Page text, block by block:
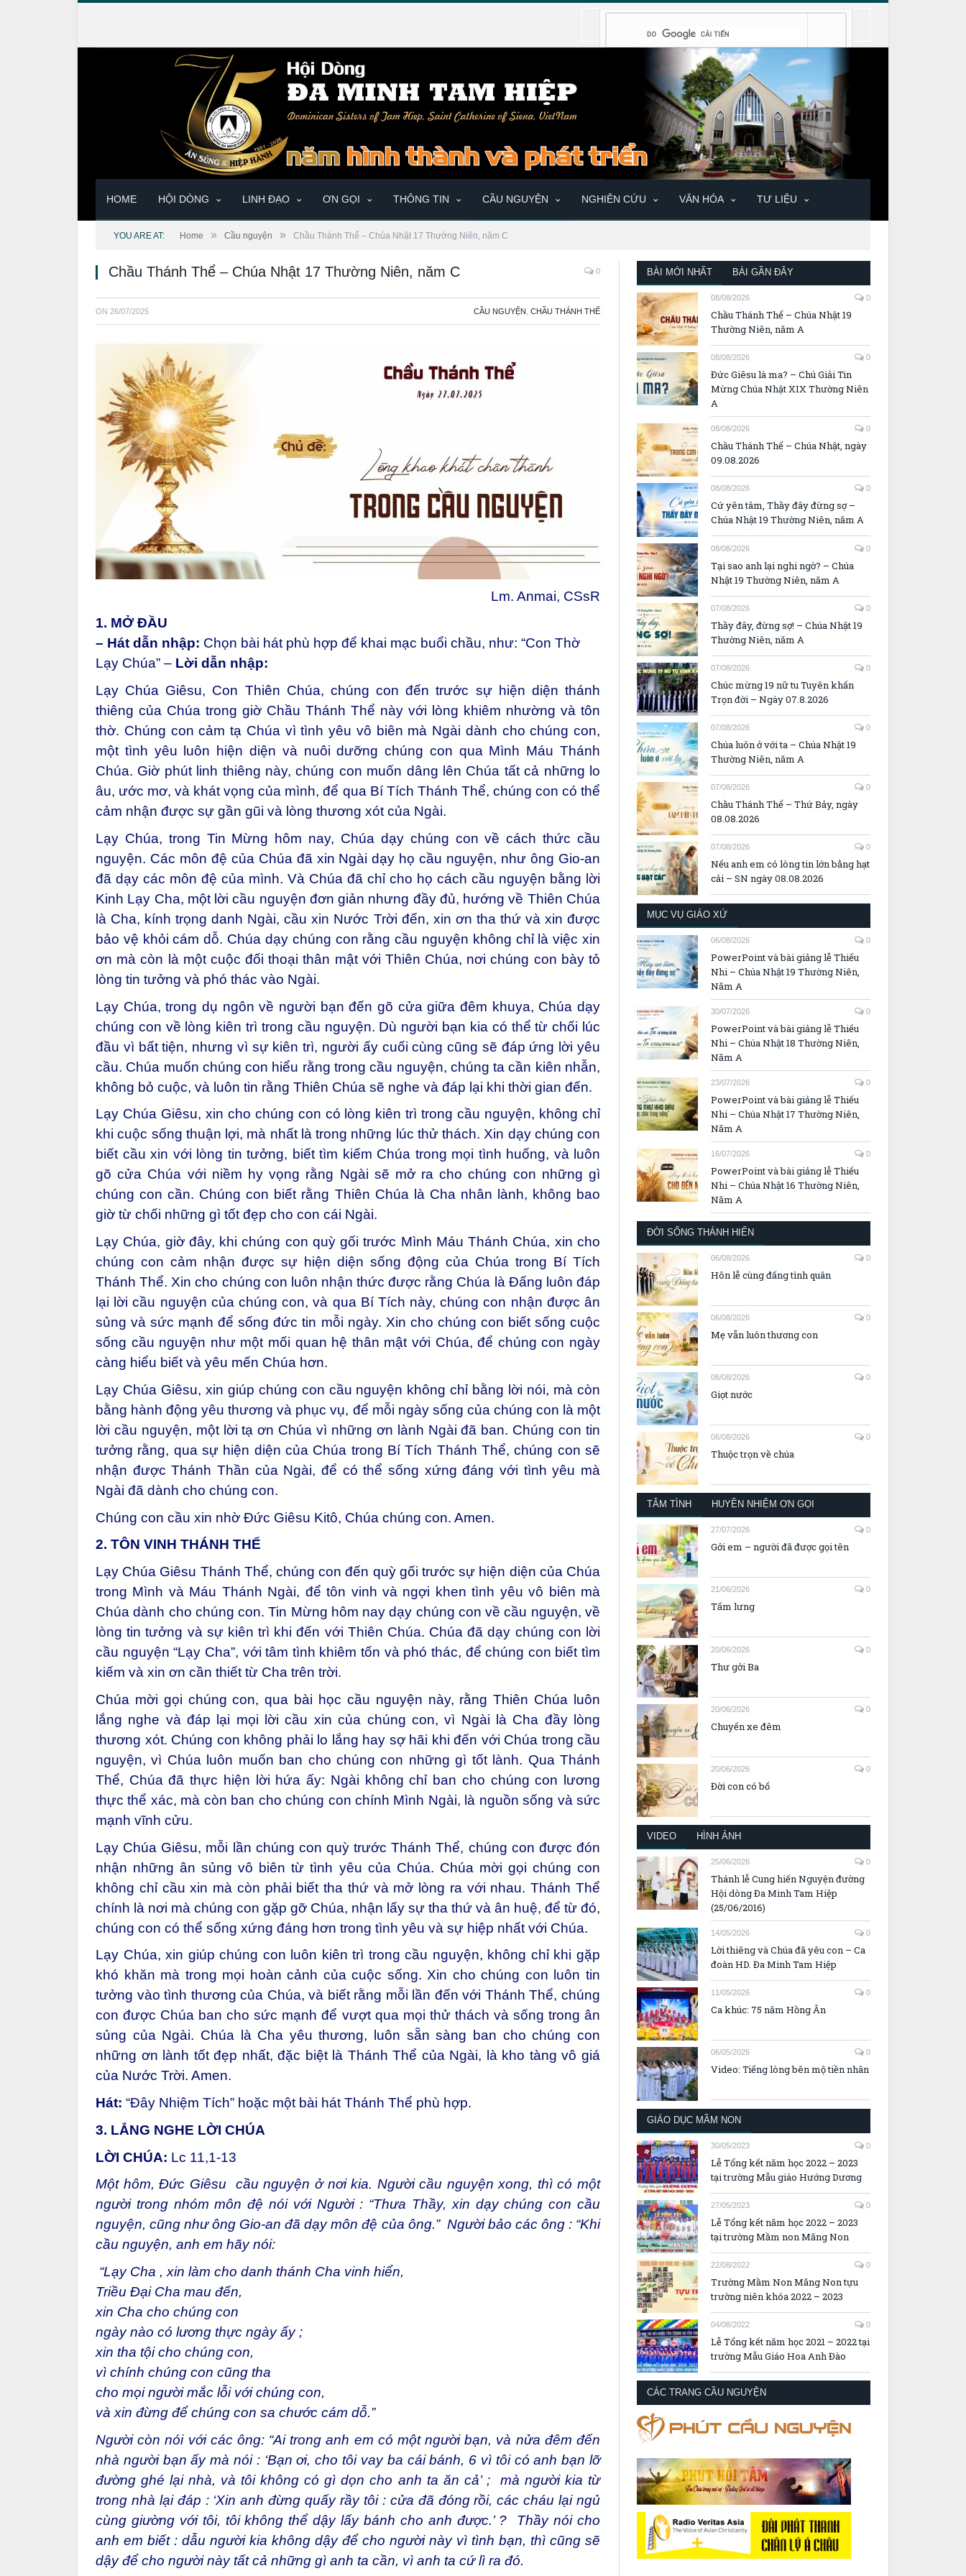
HOME HỘI DÒNG LINH ĐẠO ƠN GỌI THÔNG TIN CẦU NGUYỆN NGHIÊN CỨU VĂN HÓA TƯ LIỆU
YOU ARE AT: Home » Cầu nguyện » Chầu Thánh Thể – Chúa Nhật 17 Thường Niên, năm C
Chầu Thánh Thể – Chúa Nhật 17 Thường Niên, năm C 0
ON 26/07/2025 CẦU NGUYỆN CHẦU THÁNH THỂ
Lm. Anmai, CSsR
1. MỞ ĐẦU
– Hát dẫn nhập: Chọn bài hát phù hợp để khai mạc buổi chầu, như: “Con Thờ
Lạy Chúa” – Lời dẫn nhập:
Lạy Chúa Giêsu, Con Thiên Chúa, chúng con đến trước sự hiện diện thánh
thiêng của Chúa trong giờ Chầu Thánh Thể này với lòng khiêm nhường và tôn
thờ. Chúng con cảm tạ Chúa vì tình yêu vô biên mà Ngài dành cho chúng con,
một tình yêu luôn hiện diện và nuôi dưỡng chúng con qua Mình Máu Thánh
Chúa. Giờ phút linh thiêng này, chúng con muốn dâng lên Chúa tất cả những lo
âu, ước mơ, và khát vọng của mình, để qua Bí Tích Thánh Thể, chúng con có thể
cảm nhận được sự gần gũi và lòng thương xót của Ngài.
Lạy Chúa, trong Tin Mừng hôm nay, Chúa dạy chúng con về cách thức cầu
nguyện. Các môn đệ của Chúa đã xin Ngài dạy họ cầu nguyện, như ông Gio-an
đã dạy các môn đệ của mình. Và Chúa đã chỉ cho họ cách cầu nguyện bằng lời
Kinh Lạy Cha, một lời cầu nguyện đơn giản nhưng đầy đủ, hướng về Thiên Chúa
là Cha, kính trọng danh Ngài, cầu xin Nước Trời đến, xin ơn tha thứ và xin được
bảo vệ khỏi cám dỗ. Chúa dạy chúng con rằng cầu nguyện không chỉ là việc xin
ơn mà còn là một cuộc đối thoại thân mật với Thiên Chúa, nơi chúng con bày tỏ
lòng tin tưởng và phó thác vào Ngài.
Lạy Chúa, trong dụ ngôn về người bạn đến gõ cửa giữa đêm khuya, Chúa dạy
chúng con về lòng kiên trì trong cầu nguyện. Dù người bạn kia có thể từ chối lúc
đầu vì bất tiện, nhưng vì sự kiên trì, người ấy cuối cùng cũng sẽ đáp ứng lời yêu
cầu. Chúa muốn chúng con hiểu rằng trong cầu nguyện, chúng ta cần kiên nhẫn,
không bỏ cuộc, và luôn tin rằng Thiên Chúa sẽ nghe và đáp lại khi thời gian đến.
Lạy Chúa Giêsu, xin cho chúng con có lòng kiên trì trong cầu nguyện, không chỉ
khi cuộc sống thuận lợi, mà nhất là trong những lúc thử thách. Xin dạy chúng con
biết cầu xin với lòng tin tưởng, biết tìm kiếm Chúa trong mọi tình huống, và luôn
gõ cửa Chúa với niềm hy vọng rằng Ngài sẽ mở ra cho chúng con những gì
chúng con cần. Chúng con biết rằng Thiên Chúa là Cha nhân lành, không bao
giờ từ chối những gì tốt đẹp cho con cái Ngài.
Lạy Chúa, giờ đây, khi chúng con quỳ gối trước Mình Máu Thánh Chúa, xin cho
chúng con cảm nhận được sự hiện diện sống động của Chúa trong Bí Tích
Thánh Thể. Xin cho chúng con luôn nhận thức được rằng Chúa là Đấng luôn đáp
lại lời cầu nguyện của chúng con, và qua Bí Tích này, chúng con nhận được ân
sủng và sức mạnh để sống đức tin mỗi ngày. Xin cho chúng con biết sống cuộc
sống cầu nguyện như một mối quan hệ thân mật với Chúa, để chúng con ngày
càng hiểu biết và yêu mến Chúa hơn.
Lạy Chúa Giêsu, xin giúp chúng con cầu nguyện không chỉ bằng lời nói, mà còn
bằng hành động yêu thương và phục vụ, để mỗi ngày sống của chúng con là một
lời cầu nguyện, một lời tạ ơn Chúa vì những ơn lành Ngài đã ban. Chúng con tin
tưởng rằng, qua sự hiện diện của Chúa trong Bí Tích Thánh Thể, chúng con sẽ
nhận được Thánh Thần của Ngài, để có thể sống xứng đáng với tình yêu mà
Ngài đã dành cho chúng con.
Chúng con cầu xin nhờ Đức Giêsu Kitô, Chúa chúng con. Amen.
2. TÔN VINH THÁNH THỂ
Lạy Chúa Giêsu Thánh Thể, chúng con đến quỳ gối trước sự hiện diện của Chúa
trong Mình và Máu Thánh Ngài, để tôn vinh và ngợi khen tình yêu vô biên mà
Chúa dành cho chúng con. Tin Mừng hôm nay dạy chúng con về cầu nguyện, về
lòng tin tưởng và sự kiên trì khi đến với Thiên Chúa. Chúa đã dạy chúng con lời
cầu nguyện “Lạy Cha”, với tâm tình khiêm tốn và phó thác, để chúng con biết tìm
kiếm và xin ơn cần thiết từ Cha trên trời.
Chúa mời gọi chúng con, qua bài học cầu nguyện này, rằng Thiên Chúa luôn
lắng nghe và đáp lại mọi lời cầu xin của chúng con, vì Ngài là Cha đầy lòng
thương xót. Chúng con không phải lo lắng hay sợ hãi khi đến với Chúa trong cầu
nguyện, vì Chúa luôn muốn ban cho chúng con những gì tốt lành. Qua Thánh
Thể, Chúa đã thực hiện lời hứa ấy: Ngài không chỉ ban cho chúng con lương
thực thể xác, mà còn ban cho chúng con chính Mình Ngài, là nguồn sống và sức
mạnh vĩnh cửu.
Lạy Chúa Giêsu, mỗi lần chúng con quỳ trước Thánh Thể, chúng con được đón
nhận những ân sủng vô biên từ tình yêu của Chúa. Chúa mời gọi chúng con
không chỉ cầu xin mà còn phải biết tha thứ và mở lòng ra với nhau. Thánh Thể
chính là nơi mà chúng con gặp gỡ Chúa, nhận lấy sự tha thứ và ân huệ, để từ đó,
chúng con có thể sống xứng đáng hơn trong tình yêu và sự hiệp nhất với Chúa.
Lạy Chúa, xin giúp chúng con luôn kiên trì trong cầu nguyện, không chỉ khi gặp
khó khăn mà trong mọi hoàn cảnh của cuộc sống. Xin cho chúng con luôn tin
tưởng vào tình thương của Chúa, và biết rằng mỗi lần đến với Thánh Thể, chúng
con được Chúa ban cho sức mạnh để vượt qua mọi thử thách và sống trong ân
sủng của Ngài. Chúa là Cha yêu thương, luôn sẵn sàng ban cho chúng con
những ơn lành tốt đẹp nhất, đặc biệt là Thánh Thể của Ngài, là kho tàng vô giá
của Nước Trời. Amen.
Hát: “Đây Nhiệm Tích” hoặc một bài hát Thánh Thể phù hợp.
3. LẮNG NGHE LỜI CHÚA
LỜI CHÚA: Lc 11,1-13
Một hôm, Đức Giêsu cầu nguyện ở nơi kia. Người cầu nguyện xong, thì có một
người trong nhóm môn đệ nói với Người : “Thưa Thầy, xin dạy chúng con cầu
nguyện, cũng như ông Gio-an đã dạy môn đệ của ông.” Người bảo các ông : “Khi
cầu nguyện, anh em hãy nói:
“Lạy Cha , xin làm cho danh thánh Cha vinh hiển,
Triều Đại Cha mau đến,
xin Cha cho chúng con
ngày nào có lương thực ngày ấy ;
xin tha tội cho chúng con,
vì chính chúng con cũng tha
cho mọi người mắc lỗi với chúng con,
và xin đừng để chúng con sa chước cám dỗ.”
Người còn nói với các ông: “Ai trong anh em có một người bạn, và nửa đêm đến
nhà người bạn ấy mà nói : ‘Bạn ơi, cho tôi vay ba cái bánh, 6 vì tôi có anh bạn lỡ
đường ghé lại nhà, và tôi không có gì dọn cho anh ta ăn cả’ ; mà người kia từ
trong nhà lại đáp : ‘Xin anh đừng quấy rầy tôi : cửa đã đóng rồi, các cháu lại ngủ
cùng giường với tôi, tôi không thể dậy lấy bánh cho anh được.’ ? Thầy nói cho
anh em biết : dẫu người kia không dậy để cho người này vì tình bạn, thì cũng sẽ
dậy để cho người này tất cả những gì anh ta cần, vì anh ta cứ lì ra đó.
BÀI MỚI NHẤT BÀI GẦN ĐÂY
08/08/2026 0
Chầu Thánh Thể – Chúa Nhật 19
Thường Niên, năm A
08/08/2026 0
Đức Giêsu là ma? – Chú Giải Tin
Mừng Chúa Nhật XIX Thường Niên
A
08/08/2026 0
Chầu Thánh Thể – Chúa Nhật, ngày
09.08.2026
08/08/2026 0
Cứ yên tâm, Thầy đây đừng sợ –
Chúa Nhật 19 Thường Niên, năm A
08/08/2026 0
Tại sao anh lại nghi ngờ? – Chúa
Nhật 19 Thường Niên, năm A
07/08/2026 0
Thầy đây, đừng sợ! – Chúa Nhật 19
Thường Niên, năm A
07/08/2026 0
Chúc mừng 19 nữ tu Tuyên khấn
Trọn đời – Ngày 07.8.2026
07/08/2026 0
Chúa luôn ở với ta – Chúa Nhật 19
Thường Niên, năm A
07/08/2026 0
Chầu Thánh Thể – Thứ Bảy, ngày
08.08.2026
07/08/2026 0
Nếu anh em có lòng tin lớn bằng hạt
cải – SN ngày 08.08.2026
MỤC VỤ GIÁO XỨ
06/08/2026 0
PowerPoint và bài giảng lễ Thiếu
Nhi – Chúa Nhật 19 Thường Niên,
Năm A
30/07/2026 0
PowerPoint và bài giảng lễ Thiếu
Nhi – Chúa Nhật 18 Thường Niên,
Năm A
23/07/2026 0
PowerPoint và bài giảng lễ Thiếu
Nhi – Chúa Nhật 17 Thường Niên,
Năm A
16/07/2026 0
PowerPoint và bài giảng lễ Thiếu
Nhi – Chúa Nhật 16 Thường Niên,
Năm A
ĐỜI SỐNG THÁNH HIẾN
06/08/2026 0
Hôn lễ cùng đấng tình quân
06/08/2026 0
Mẹ vẫn luôn thương con
06/08/2026 0
Giọt nước
06/08/2026 0
Thuộc trọn về chúa
TÂM TÌNH HUYỀN NHIỆM ƠN GỌI
27/07/2026 0
Gởi em – người đã được gọi tên
21/06/2026 0
Tấm lưng
20/06/2026 0
Thư gởi Ba
20/06/2026 0
Chuyến xe đêm
20/06/2026 0
Đời con có bố
VIDEO HÌNH ẢNH
25/06/2026 0
Thánh lễ Cung hiến Nguyện đường
Hội dòng Đa Minh Tam Hiệp
(25/06/2016)
14/05/2026 0
Lời thiêng và Chúa đã yêu con – Ca
đoàn HD. Đa Minh Tam Hiệp
11/05/2026 0
Ca khúc: 75 năm Hồng Ân
06/05/2026 0
Video: Tiếng lòng bên mộ tiền nhân
GIÁO DỤC MẦM NON
30/05/2023 0
Lễ Tổng kết năm học 2022 – 2023
tại trường Mẫu giáo Hướng Dương
27/05/2023 0
Lễ Tổng kết năm học 2022 – 2023
tại trường Mầm non Măng Non
22/08/2022 0
Trường Mầm Non Măng Non tựu
trường niên khóa 2022 – 2023
04/08/2022 0
Lễ Tổng kết năm học 2021 – 2022 tại
trường Mẫu Giáo Hoa Anh Đào
CÁC TRANG CẦU NGUYỆN